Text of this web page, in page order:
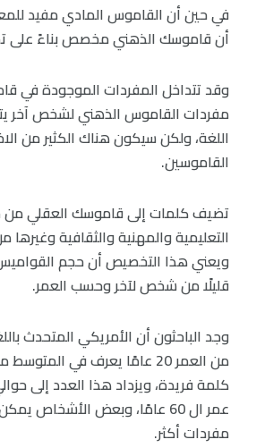
في حين أن القاموس المادي مفيد
أن قاموسك الذهني مخصص بناءً على
وقد تتداخل المفردات الموجودة في
مفردات القاموس الذهني لشخص آخر
اللغة، ولكن سيكون هناك الكثير من
القاموسين.
تضيف كلمات إلى قاموسك العقلي من
التعليمية والمهنية والثقافية وغيرها
ويعني هذا التخصيص أن حجم
قليلًا من شخص لآخر وحسب العمر.
وجد الباحثون أن الأمريكي المتحدث
عمر ال 60 عامًا، وبعض الأشخاص
مفردات أكثر.